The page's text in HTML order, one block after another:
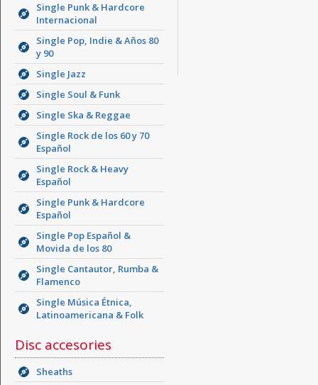
Single Punk & Hardcore
Internacional
Single Pop, Indie & Años 80
y 90
Single Jazz
Single Soul & Funk
Single Ska & Reggae
Single Rock de los 60 y 70
Español
Single Rock & Heavy
Español
Single Punk & Hardcore
Español
Single Pop Español &
Movida de los 80
Single Cantautor, Rumba &
Flamenco
Single Música Étnica,
Latinoamericana & Folk
Disc accesories
Sheaths